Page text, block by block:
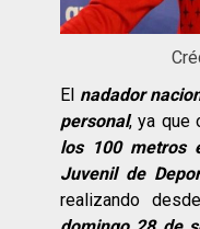
El nadador
personal, ya que
los 100 metros
Juvenil de
realizando